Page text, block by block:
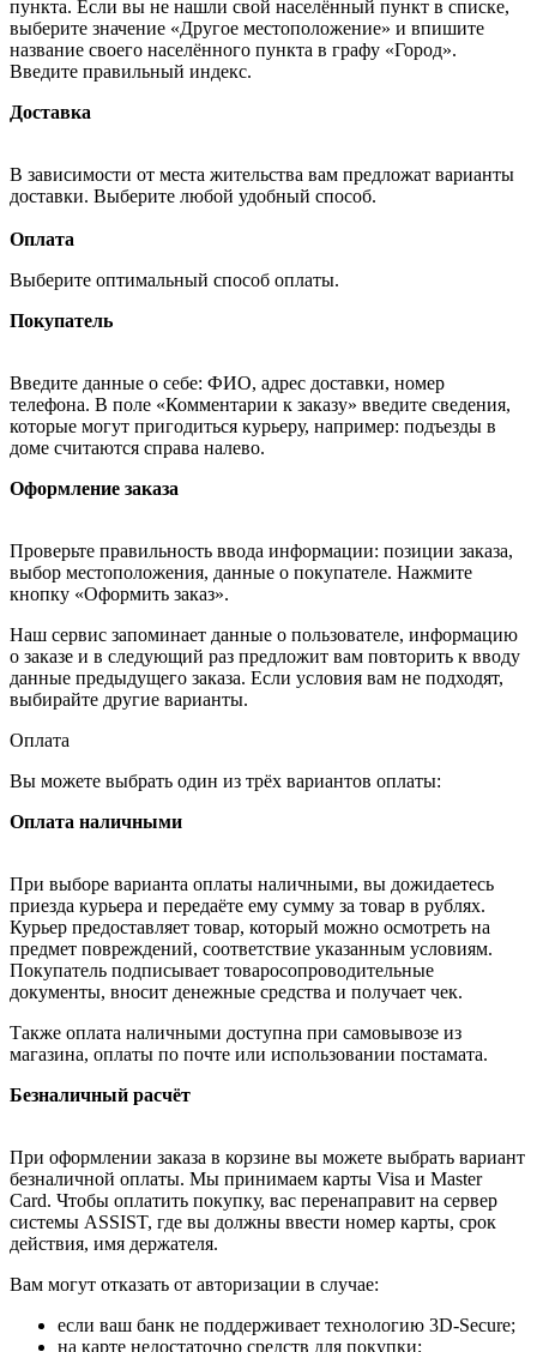
пункта. Если вы не нашли свой населённый пункт в списке,
выберите значение «Другое местоположение» и впишите
название своего населённого пункта в графу «Город».
Введите правильный индекс.
Доставка
В зависимости от места жительства вам предложат варианты
доставки. Выберите любой удобный способ.
Оплата
Выберите оптимальный способ оплаты.
Покупатель
Введите данные о себе: ФИО, адрес доставки, номер
телефона. В поле «Комментарии к заказу» введите сведения,
которые могут пригодиться курьеру, например: подъезды в
доме считаются справа налево.
Оформление заказа
Проверьте правильность ввода информации: позиции заказа,
выбор местоположения, данные о покупателе. Нажмите
кнопку «Оформить заказ».
Наш сервис запоминает данные о пользователе, информацию
о заказе и в следующий раз предложит вам повторить к вводу
данные предыдущего заказа. Если условия вам не подходят,
выбирайте другие варианты.
Оплата
Вы можете выбрать один из трёх вариантов оплаты:
Оплата наличными
При выборе варианта оплаты наличными, вы дожидаетесь
приезда курьера и передаёте ему сумму за товар в рублях.
Курьер предоставляет товар, который можно осмотреть на
предмет повреждений, соответствие указанным условиям.
Покупатель подписывает товаросопроводительные
документы, вносит денежные средства и получает чек.
Также оплата наличными доступна при самовывозе из
магазина, оплаты по почте или использовании постамата.
Безналичный расчёт
При оформлении заказа в корзине вы можете выбрать вариант
безналичной оплаты. Мы принимаем карты Visa и Master
Card. Чтобы оплатить покупку, вас перенаправит на сервер
системы ASSIST, где вы должны ввести номер карты, срок
действия, имя держателя.
Вам могут отказать от авторизации в случае:
если ваш банк не поддерживает технологию 3D-Secure;
на карте недостаточно средств для покупки;